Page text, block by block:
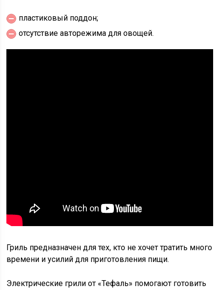
пластиковый поддон;
отсутствие авторежима для овощей.
Гриль предназначен для тех, кто не хочет тратить много
времени и усилий для приготовления пищи.
Электрические грили от «Тефаль» помогают готовить